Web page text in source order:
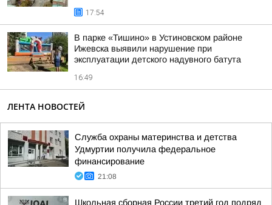
17:54
В парке «Тишино» в Устиновском районе
Ижевска выявили нарушение при
эксплуатации детского надувного батута
16:49
ЛЕНТА НОВОСТЕЙ
Служба охраны материнства и детства
Удмуртии получила федеральное
финансирование
21:08
Школьная сборная России третий год подряд